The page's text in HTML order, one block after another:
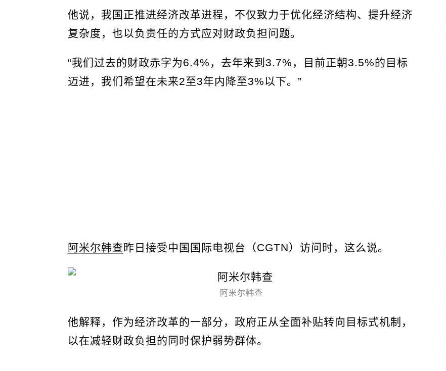
他说，我国正推进经济改革进程，不仅致力于优化经济结构、提升经济
复杂度，也以负责任的方式应对财政负担问题。
“我们过去的财政赤字为6.4%，去年来到3.7%，目前正朝3.5%的目标
迈进，我们希望在未来2至3年内降至3%以下。”
阿米尔韩查 昨日接受中国国际电视台（CGTN）访问时，这么说。
阿米尔韩查
他解释，作为经济改革的一部分，政府正从全面补贴转向目标式机制，
以在减轻财政负担的同时保护弱势群体。